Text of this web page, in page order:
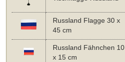
Russland Flagge 30 x
45 cm
Russland Fähnchen 10
x 15 cm